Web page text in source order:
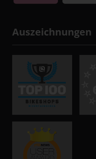
Auszeichnungen